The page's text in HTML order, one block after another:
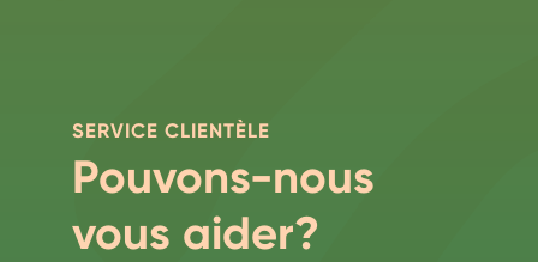
SERVICE CLIENTÈLE
Pouvons-nous
vous aider?